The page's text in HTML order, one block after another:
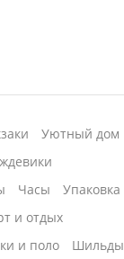
Уютный дом
Часы
Упаковка
и отдых
и поло Шильды